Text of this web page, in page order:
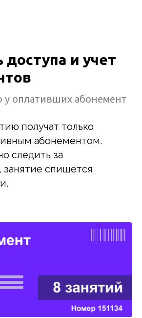
доступа и учет
у оплативших абонемент
получат только
абонементом.
следить за
спишется